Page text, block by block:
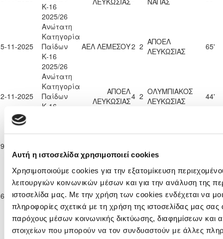
Αυτή η ιστοσελίδα χρησιμοποιεί cookies
Χρησιμοποιούμε cookies για την εξατομίκευση
λειτουργιών κοινωνικών μέσων και για την ανάλυση της
ιστοσελίδα μας. Με την χρήση των cookies ενδέχεται να
πληροφορίες σχετικά με τη χρήση της ιστοσελίδας μας
παρόχους μέσων κοινωνικής δικτύωσης, διαφημίσεων και
στοιχείων που μπορούν να τον συνδυαστούν με άλλες
Κ-16
2025/26
11-2025
Ανώτατη
Κατηγορία
Παίδων
Κ-16
2025/26
ΑΕΛ ΛΕΜΕΣΟΥ2 2 ΑΠΟΕΛ
ΛΕΥΚΩΣΙΑΣ
65'
11-2025
Ανώτατη
Κατηγορία
Παίδων
Κ-16
ΑΠΟΕΛ
ΛΕΥΚΩΣΙΑΣ4 2 ΟΛΥΜΠΙΑΚΟΣ
ΛΕΥΚΩΣΙΑΣ
44'
11-2025
Κατηγορία
Κ-16
2025/26
ΛΕΜΕΣΟΥ
ΛΕΥΚΩΣΙΑΣ
12-2025
Ανώτατη
Κατηγορία
Παίδων
Κ-16
2025/26
ΑΠΟΕΛ
ΛΕΥΚΩΣΙΑΣ 1 0 ΑΡΗΣ ΛΕΜΕΣΟΥ 82'
Ανώτατη
Κατηγορία